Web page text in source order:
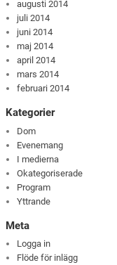
augusti 2014
juli 2014
juni 2014
maj 2014
april 2014
mars 2014
februari 2014
Kategorier
Dom
Evenemang
I medierna
Okategoriserade
Program
Yttrande
Meta
Logga in
Flöde för inlägg